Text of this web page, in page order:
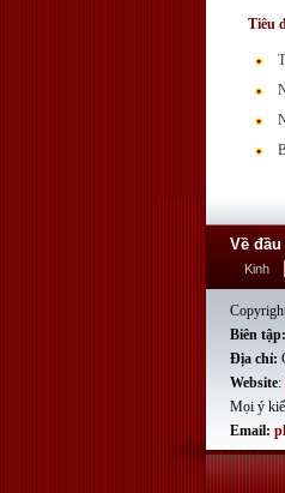
Tiêu
Về
Kinh
Biên tập:
Địa chỉ:
Website:
Mọi ý
Email: